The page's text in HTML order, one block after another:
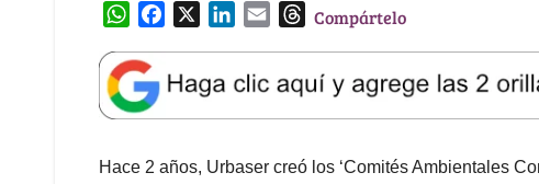
W
a
t
s
p
e
b
o
k
e
I
l
T
e
a
s
Compártelo
Hace 2 años, Urbaser creó los ‘Comités Ambientales